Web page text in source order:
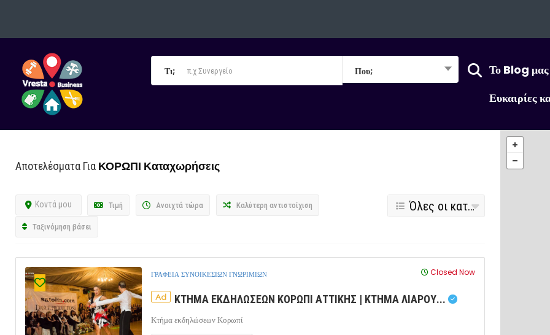
Τι; Που;
Το Blog μας
Ευκαιρίες
Αποτελέσματα Για ΚΟΡΩΠΙ Καταχωρήσεις
Τιμή Ανοιχτά τώρα
Κοντά μου Καλύτερη αντιστοίχιση
Ταξινόμηση βάσει
Όλες οι κατηγορίες
ΓΡΑΦΕΙΑ ΣΥΝΟΙΚΕΣΙΩΝ ΓΝΩΡΙΜΙΩΝ Closed Now
Ad ΚΤΗΜΑ ΕΚΔΗΛΩΣΕΩΝ ΚΟΡΩΠΙ ΑΤΤΙΚΗΣ | ΚΤΗΜΑ ΛΙΑΡΟΥ...
Κτήμα εκδηλώσεων Κορωπί